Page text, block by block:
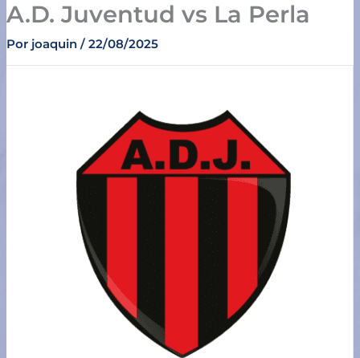
contenido
A.D. Juventud vs La Perla
Por joaquin / 22/08/2025